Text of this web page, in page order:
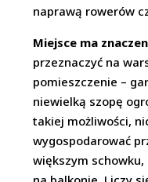
naprawą rowerów
Miejsce ma
przeznaczyć na
pomieszczenie –
niewielką szopę
takiej możliwości,
wygospodarować
większym